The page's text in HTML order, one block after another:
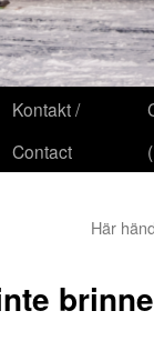
Kontakt /
Contact
Här